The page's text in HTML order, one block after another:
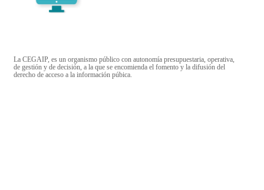
La CEGAIP, es un organismo público con autonomía presupuestaria, operativa,
de gestión y de decisión, a la que se encomienda el fomento y la difusión del
derecho de acceso a la información púbica.